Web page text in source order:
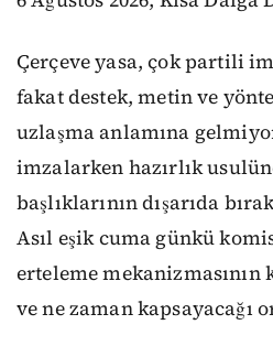
Çerçeve yasa, çok partili
fakat destek, metin ve
uzlaşma anlamına
imzalarken hazırlık
başlıklarının dışarıda
Asıl eşik cuma günkü
erteleme
ve ne zaman kapsayacağı